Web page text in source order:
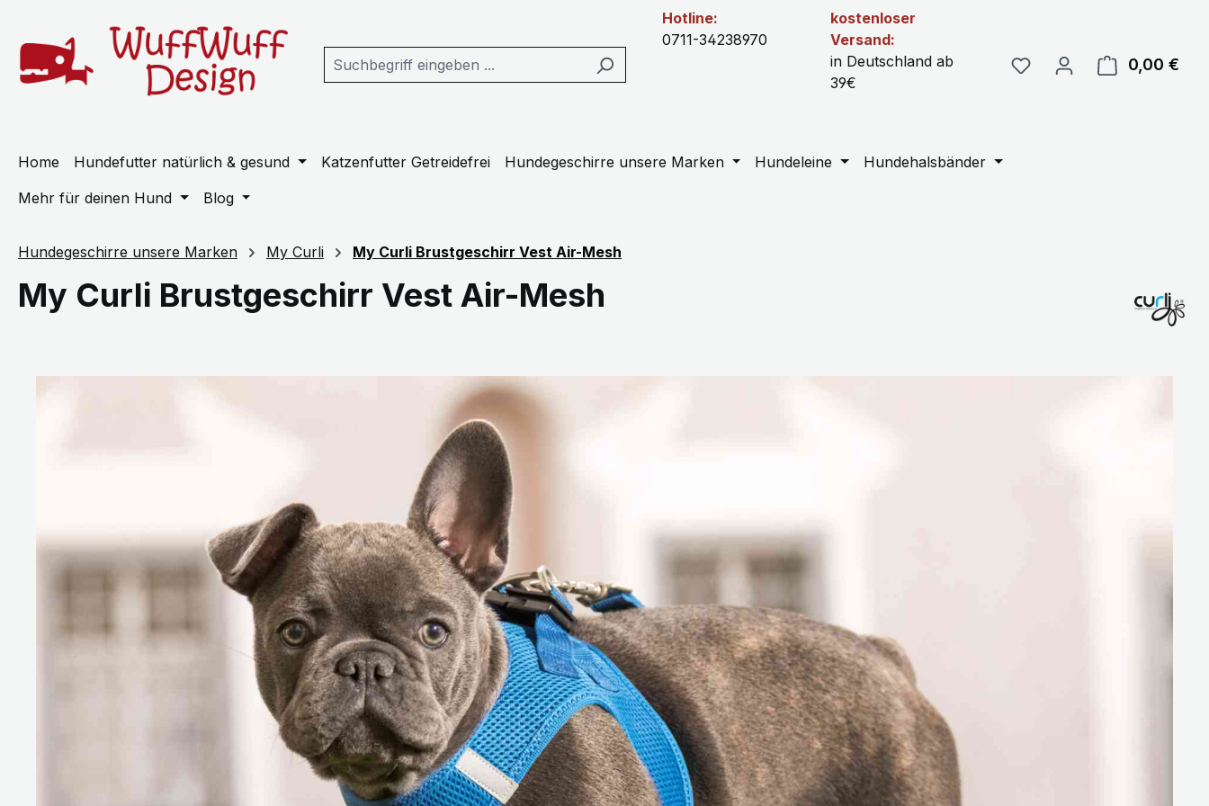
Hotline:
0711-34238970
kostenloser
Versand:
in Deutschland ab
39€
0,00 €
Home Hundefutter natürlich & gesund Katzenfutter Getreidefrei Hundegeschirre unsere Marken Hundeleine
Hundehalsbänder
Mehr für deinen Hund
Blog
Hundegeschirre unsere Marken My Curli My Curli Brustgeschirr Vest Air-Mesh
My Curli Brustgeschirr Vest Air-Mesh